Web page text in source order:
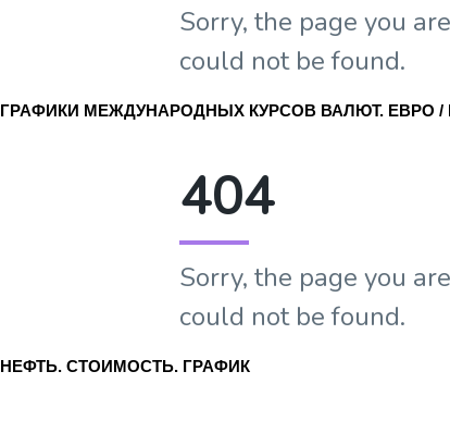
ГРАФИКИ МЕЖДУНАРОДНЫХ КУРСОВ ВАЛЮТ. ЕВРО /
НЕФТЬ. СТОИМОСТЬ. ГРАФИК